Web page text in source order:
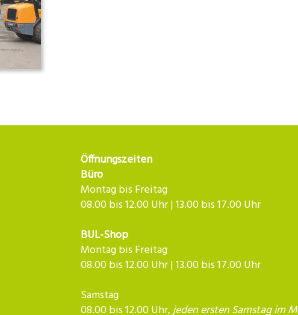
Öffnungszeiten
Büro
Montag bis Freitag
08.00 bis 12.00 Uhr | 13.00 bis 17.00 Uhr
BUL-Shop
Montag bis Freitag
08.00 bis 12.00 Uhr | 13.00 bis 17.00 Uhr
Samstag
08.00 bis 12.00 Uhr,jeden ersten Samstag im